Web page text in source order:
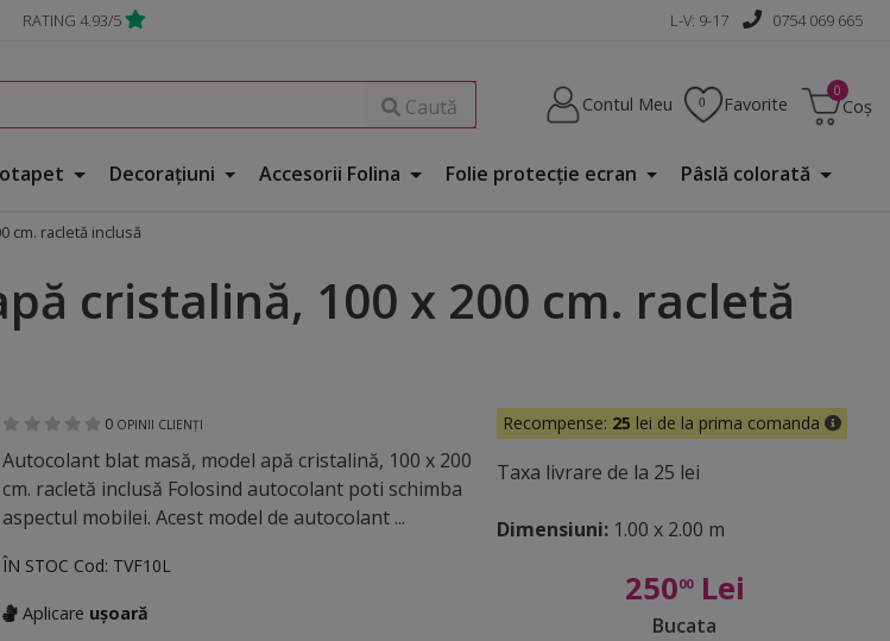
RATING 4.93/5 L-V: 9-17 0754 069 665
Caută Contul Meu Favorite Coș
Decorațiuni Accesorii Folina Folie protecţie ecran Pâslă colorată
cm. racletă inclusă
cristalină, 100 x 200 cm. racletă
0 OPINII CLIENȚI
Autocolant blat masă, model apă cristalină, 100 x 200
cm. racletă inclusă Folosind autocolant poti schimba
aspectul mobilei. Acest model de autocolant ...
ÎN STOC Cod: TVF10L
Aplicare ușoară
Recompense: 25 lei de la prima comanda
Taxa livrare de la 25 lei
Dimensiuni: 1.00 x 2.00 m
25000Lei
Bucata